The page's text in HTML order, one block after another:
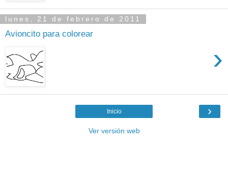
lunes, 21 de febrero de 2011
Avioncito para colorear
›
›
Inicio
Ver versión web